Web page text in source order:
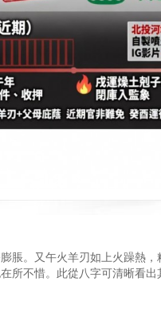
脹。又午火羊刃如上火躁熱
所不惜。此從八字可清晰看